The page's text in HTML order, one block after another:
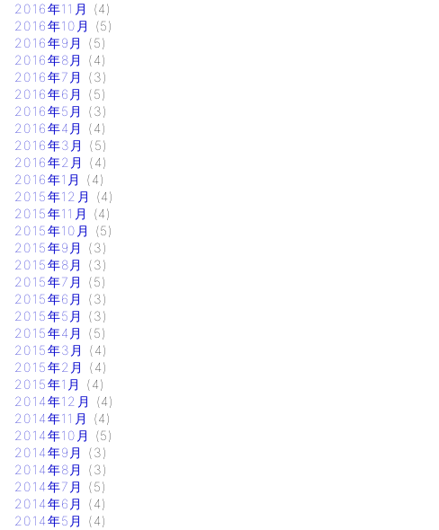
2016年11月
(4)
2016年10月
(5)
2016年9月
(5)
2016年8月
(4)
2016年7月
(3)
2016年6月
(5)
2016年5月
(3)
2016年4月
(4)
2016年3月
(5)
2016年2月
(4)
2016年1月
(4)
2015年12月
(4)
2015年11月
(4)
2015年10月
(5)
2015年9月
(3)
2015年8月
(3)
2015年7月
(5)
2015年6月
(3)
2015年5月
(3)
2015年4月
(5)
2015年3月
(4)
2015年2月
(4)
2015年1月
(4)
2014年12月
(4)
2014年11月
(4)
2014年10月
(5)
2014年9月
(3)
2014年8月
(3)
2014年7月
(5)
2014年6月
(4)
2014年5月
(4)